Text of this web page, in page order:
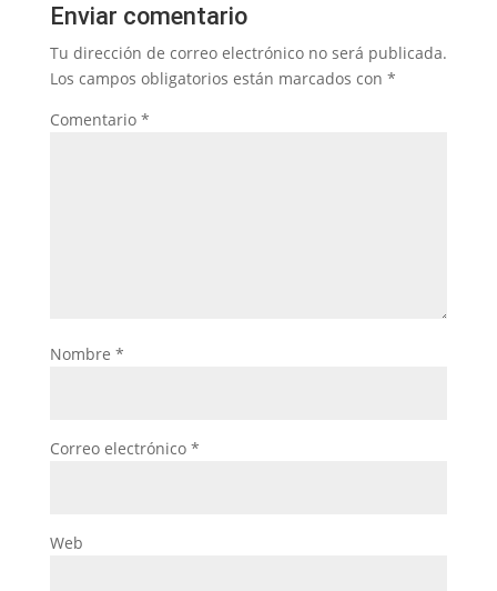
Enviar comentario
Tu dirección de correo electrónico no será publicada.
Los campos obligatorios están marcados con *
Comentario *
Nombre *
Correo electrónico *
Web